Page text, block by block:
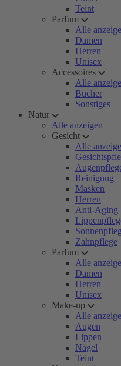
Teint
Parfum
Alle
Damen
Herren
Unisex
Accessoires
Alle
Bücher
Sonstiges
Natur
Alle anzeigen
Gesicht
Alle
Reinigung
Masken
Herren
Anti-Aging
Zahnpflege
Parfum
Alle
Damen
Herren
Unisex
Make-up
Alle
Augen
Lippen
Nägel
Teint